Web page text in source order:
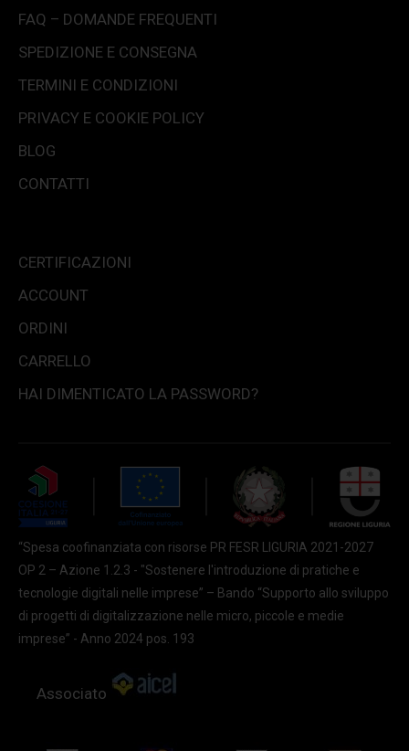
FAQ – DOMANDE FREQUENTI
SPEDIZIONE E CONSEGNA
TERMINI E CONDIZIONI
PRIVACY E COOKIE POLICY
BLOG
CONTATTI
CERTIFICAZIONI
ACCOUNT
ORDINI
CARRELLO
HAI DIMENTICATO LA PASSWORD?
“Spesa coofinanziata con risorse PR FESR LIGURIA 2021-2027
OP 2 – Azione 1.2.3 - "Sostenere l'introduzione di pratiche e
tecnologie digitali nelle imprese” – Bando “Supporto allo sviluppo
di progetti di digitalizzazione nelle micro, piccole e medie
imprese” - Anno 2024 pos. 193
Associato